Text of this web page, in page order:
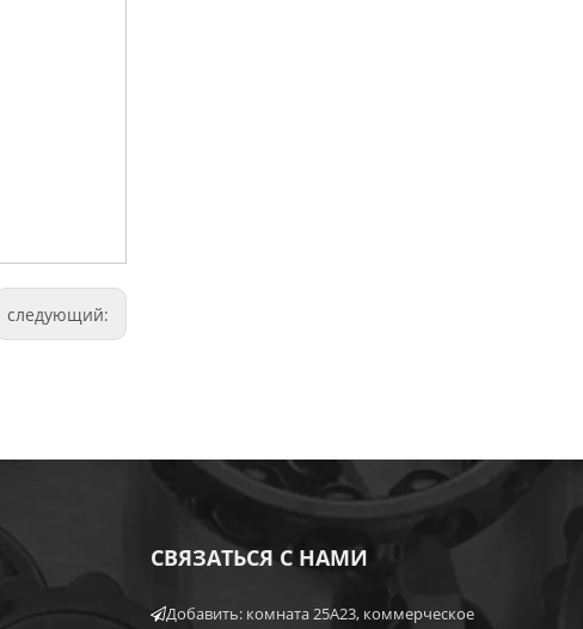
следующий:
СВЯЗАТЬСЯ С НАМИ
Добавить: комната 25A23, коммерческое